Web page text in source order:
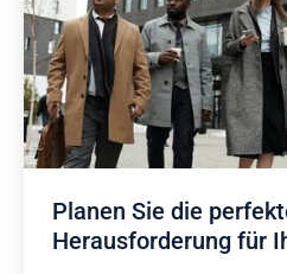
Planen Sie die
Herausforderung für